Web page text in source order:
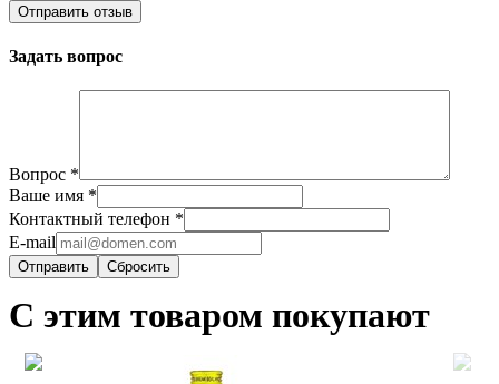
Отправить отзыв
Задать вопрос
Вопрос *
Ваше имя *
Контактный телефон *
E-mail
Сбросить
С этим товаром покупают